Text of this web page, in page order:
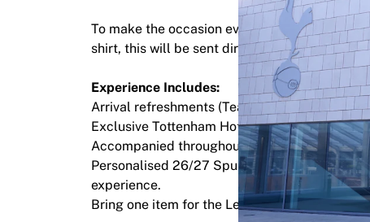
Leilões do Campeonato do Mundo
Coleção de Lendas
Ver tudo em futebol
Principais equipas
Estados Unidos
Paris Saint-Germain
FC Bayern München
To make the occasion even more
shirt, this will be sent directly to your
Experience Includes:
Arrival refreshments (Tea & Coffee)
Exclusive Tottenham Hotspur Training
Accompanied throughout by a Tottenham
Personalised 26/27 Spurs shirt for each
experience.
Bring one item for the Legend to sign